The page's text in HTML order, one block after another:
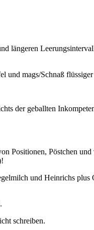
längeren
mags/Schnaß
der geballten
Positionen, Pöstchen
und Heinrichs
schreiben.